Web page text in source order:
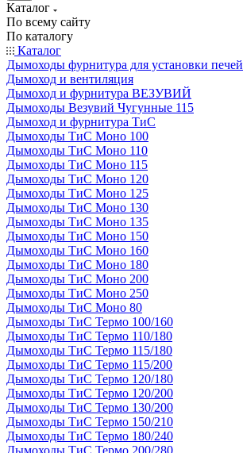
Каталог
По всему сайту
По каталогу
Каталог
Дымоходы фурнитура для установки печей
Дымоход и вентиляция
Дымоход и фурнитура ВЕЗУВИЙ
Дымоходы Везувий Чугунные 115
Дымоход и фурнитура ТиС
Дымоходы ТиС Моно 100
Дымоходы ТиС Моно 110
Дымоходы ТиС Моно 115
Дымоходы ТиС Моно 120
Дымоходы ТиС Моно 125
Дымоходы ТиС Моно 130
Дымоходы ТиС Моно 135
Дымоходы ТиС Моно 150
Дымоходы ТиС Моно 160
Дымоходы ТиС Моно 180
Дымоходы ТиС Моно 200
Дымоходы ТиС Моно 250
Дымоходы ТиС Моно 80
Дымоходы ТиС Термо 100/160
Дымоходы ТиС Термо 110/180
Дымоходы ТиС Термо 115/180
Дымоходы ТиС Термо 115/200
Дымоходы ТиС Термо 120/180
Дымоходы ТиС Термо 120/200
Дымоходы ТиС Термо 130/200
Дымоходы ТиС Термо 150/210
Дымоходы ТиС Термо 180/240
Дымоходы ТиС Термо 200/280